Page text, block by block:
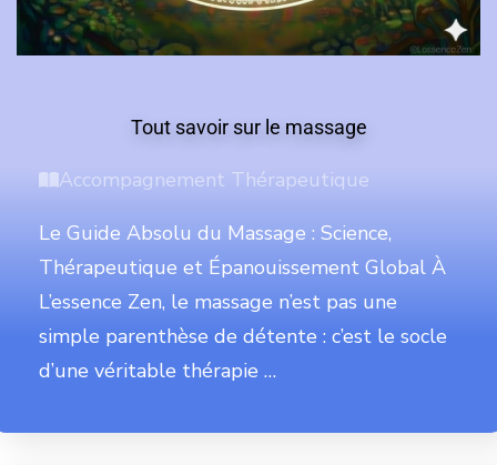
Tout savoir sur le massage
Accompagnement Thérapeutique
Le Guide Absolu du Massage : Science,
Thérapeutique et Épanouissement Global ​À
L’essence Zen, le massage n’est pas une
simple parenthèse de détente : c’est le socle
d’une véritable thérapie …